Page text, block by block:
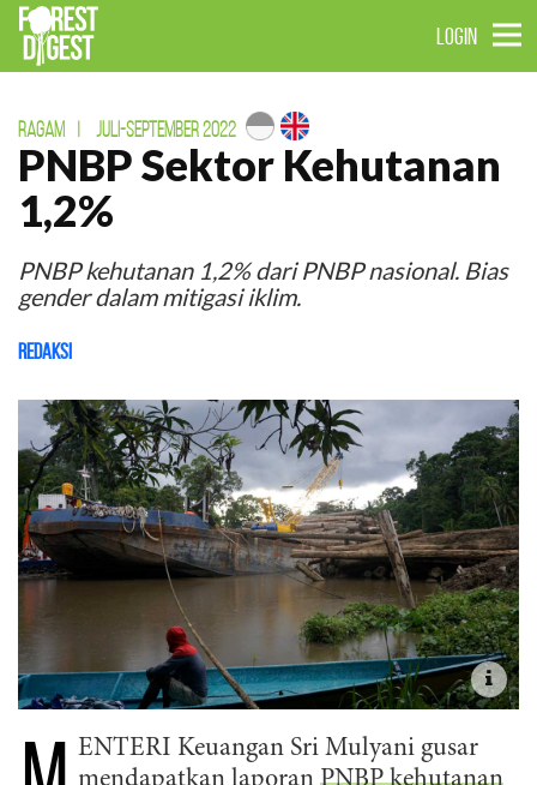
LOGIN
RAGAM JULI-SEPTEMBER 2022
PNBP Sektor Kehutanan
1,2%
PNBP kehutanan 1,2% dari PNBP nasional. Bias
gender dalam mitigasi iklim.
Redaksi
ENTERI Keuangan Sri Mulyani gusar